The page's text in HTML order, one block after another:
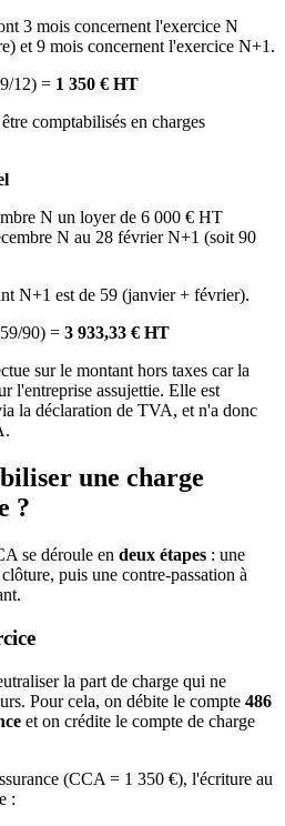
3 mois concernent l'exercice N
et 9 mois concernent l'exercice N+1.
12) = 1 350 € HT
comptabilisés en charges
N un loyer de 6 000 € HT
N au 28 février N+1 (soit 90
N+1 est de 59 (janvier + février).
90) = 3 933,33 € HT
sur le montant hors taxes car la
l'entreprise assujettie. Elle est
la déclaration de TVA, et n'a donc
une charge
?
se déroule en deux étapes : une
puis une contre-passation à
la part de charge qui ne
Pour cela, on débite le compte 486
et on crédite le compte de charge
(CCA = 1 350 €), l'écriture au
: